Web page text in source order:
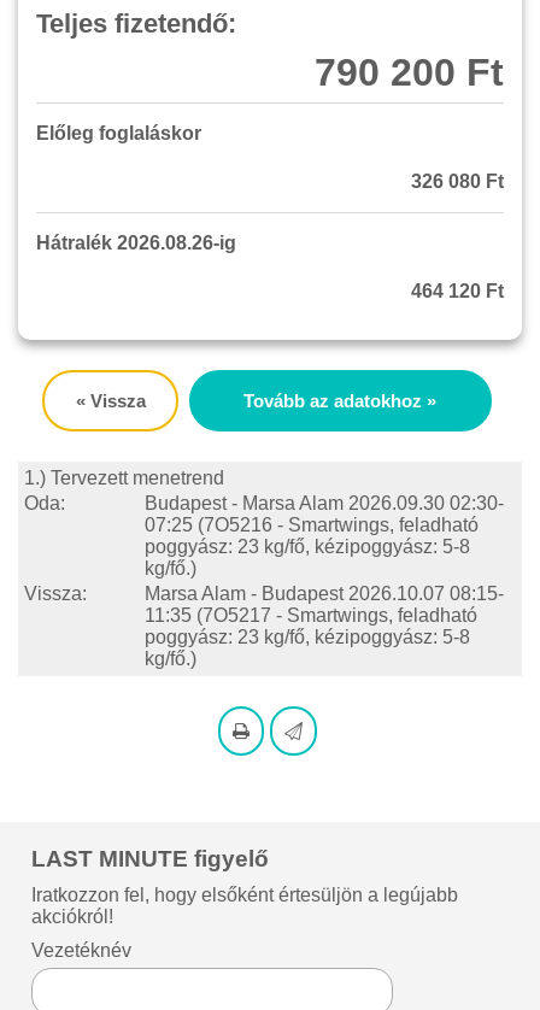
Teljes fizetendő:
790 200 Ft
Előleg foglaláskor
326 080 Ft
Hátralék 2026.08.26-ig
464 120 Ft
« Vissza Tovább az adatokhoz »
1.) Tervezett menetrend
Oda:
Budapest - Marsa Alam 2026.09.30 02:30-
07:25 (7O5216 - Smartwings, feladható
poggyász: 23 kg/fő, kézipoggyász: 5-8
kg/fő.)
Vissza:
Marsa Alam - Budapest 2026.10.07 08:15-
11:35 (7O5217 - Smartwings, feladható
poggyász: 23 kg/fő, kézipoggyász: 5-8
kg/fő.)
LAST MINUTE figyelő
Iratkozzon fel, hogy elsőként értesüljön a legújabb
akciókról!
Vezetéknév